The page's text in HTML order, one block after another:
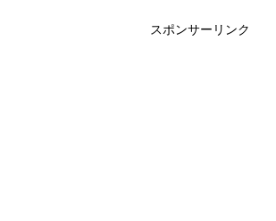
スポンサーリンク